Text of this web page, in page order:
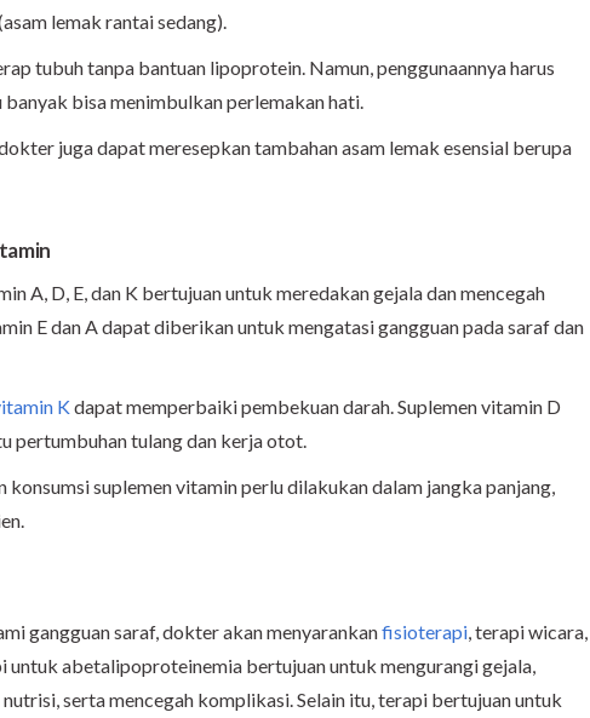
lemak rantai sedang).
tubuh tanpa bantuan lipoprotein. Namun, penggunaannya harus
bisa menimbulkan perlemakan hati.
juga dapat meresepkan tambahan asam lemak esensial berupa
A, D, E, dan K bertujuan untuk meredakan gejala dan mencegah
E dan A dapat diberikan untuk mengatasi gangguan pada saraf dan
K dapat memperbaiki pembekuan darah. Suplemen vitamin D
pertumbuhan tulang dan kerja otot.
konsumsi suplemen vitamin perlu dilakukan dalam jangka panjang,
gangguan saraf, dokter akan menyarankanfisioterapi, terapi wicara,
untuk abetalipoproteinemia bertujuan untuk mengurangi gejala,
serta mencegah komplikasi. Selain itu, terapi bertujuan untuk